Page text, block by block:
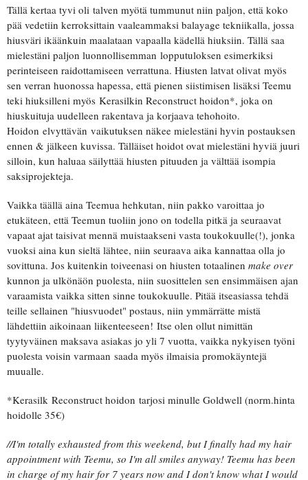
Tällä kertaa tyvi oli talven myötä tummunut niin paljon, että koko
pää vedetiin kerroksittain vaaleammaksi balayage tekniikalla, jossa
hiusväri ikäänkuin maalataan vapaalla kädellä hiuksiin. Tällä saa
mielestäni paljon luonnollisemman lopputuloksen esimerkiksi
perinteiseen raidottamiseen verrattuna. Hiusten latvat olivat myös
sen verran huonossa hapessa, että pienen siistimisen lisäksi Teemu
teki hiuksilleni myös Kerasilkin Reconstruct hoidon*, joka on
hiuskuituja uudelleen rakentava ja korjaava tehohoito.
Hoidon elvyttävän vaikutuksen näkee mielestäni hyvin postauksen
ennen & jälkeen kuvissa. Tälläiset hoidot ovat mielestäni hyviä juuri
silloin, kun haluaa säilyttää hiusten pituuden ja välttää isompia
saksiprojekteja.
Vaikka täällä aina Teemua hehkutan, niin pakko varoittaa jo
etukäteen, että Teemun tuoliin jono on todella pitkä ja seuraavat
vapaat ajat taisivat mennä muistaakseni vasta toukokuulle(!), jonka
vuoksi aina kun sieltä lähtee, niin seuraava aika kannattaa olla jo
sovittuna. Jos kuitenkin toiveenasi on hiusten totaalinen make over
kunnon ja ulkönäön puolesta, niin suosittelen sen ensimmäisen ajan
varaamista vaikka sitten sinne toukokuulle. Pitää itseasiassa tehdä
teille sellainen "hiusvuodet" postaus, niin ymmärrätte mistä
lähdettiin aikoinaan liikenteeseen! Itse olen ollut nimittän
tyytyväinen maksava asiakas jo yli 7 vuotta, vaikka nykyisen työni
puolesta voisin varmaan saada myös ilmaisia promokäyntejä
muualle.
*Kerasilk Reconstruct hoidon tarjosi minulle Goldwell (norm.hinta
hoidolle 35€)
//I'm totally exhausted from this weekend, but I finally had my hair
appointment with Teemu, so I'm all smiles anyway! Teemu has been
in charge of my hair for 7 years now and I don't know what I would